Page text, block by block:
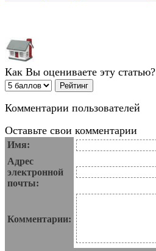
Как Вы оцениваете эту статью?
Комментарии пользователей
Оставьте свои комментарии
Имя:
Адрес
электронной
почты:
Комментарии: